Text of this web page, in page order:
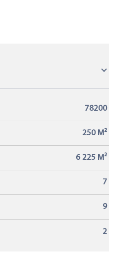
78200
250 M²
6 225 M²
7
9
2